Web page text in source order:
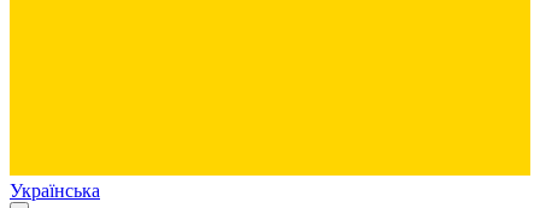
Українська